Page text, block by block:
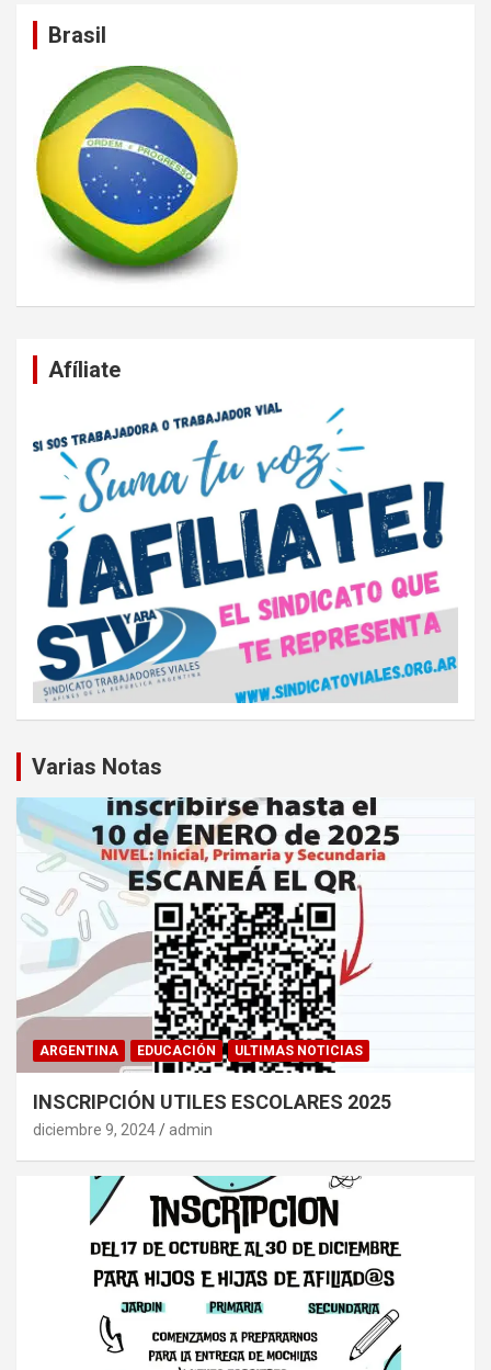
Brasil
Afíliate
Varias Notas
ARGENTINA EDUCACIÓN ULTIMAS NOTICIAS
INSCRIPCIÓN UTILES ESCOLARES 2025
diciembre 9, 2024 admin